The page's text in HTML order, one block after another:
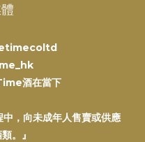
酒在當下
中，向未成年人售賣或供應
。』